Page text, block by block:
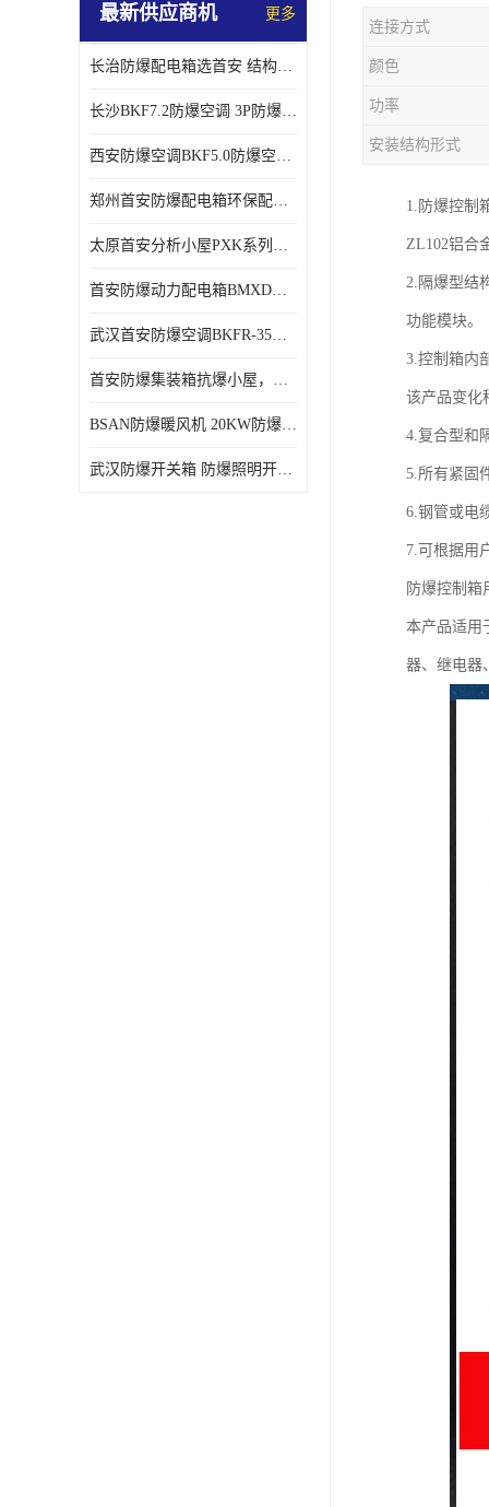
最新供应商机 更多
长治防爆配电箱选首安 结构紧凑、价格合理、资质齐全
长沙BKF7.2防爆空调 3P防爆空调与普通空调有什么区别
西安防爆空调BKF5.0防爆空调技术参数
郑州首安防爆配电箱环保配套用防爆配电箱
太原首安分析小屋PXK系列在线分析小屋厂家
首安防爆动力配电箱BMXD系列防爆配电箱技术参数
武汉首安防爆空调BKFR-35防爆空调生产厂家
首安防爆集装箱抗爆小屋，危化品暂存间厂家批发
BSAN防爆暖风机 20KW防爆工业暖风机
武汉防爆开关箱 防爆照明开关箱厂家
连接方式
颜色
功率
安装结构形式
1.防爆控制
ZL102铝合
2.隔爆型结
功能模块。
3.控制箱内
该产品变化
4.复合型和
5.所有紧固
6.钢管或电
7.可根据用
防爆控制箱
本产品适用
器、继电器